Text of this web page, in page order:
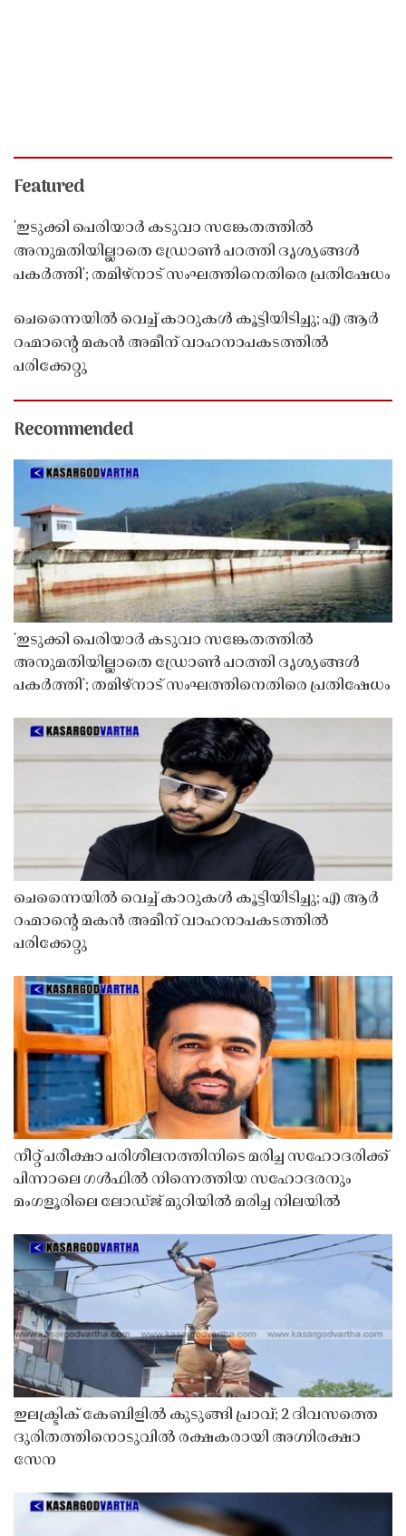
Featured
'ഇടുക്കി പെരിയാർ കടുവാ സങ്കേതത്തിൽ
അനുമതിയില്ലാതെ ഡ്രോൺ പറത്തി ദൃശ്യങ്ങൾ
പകർത്തി'; തമിഴ്നാട് സംഘത്തിനെതിരെ പ്രതിഷേധം
ചെന്നൈയിൽ വെച്ച് കാറുകൾ കൂട്ടിയിടിച്ചു; എ ആർ
റഹ്മാൻ്റെ മകൻ അമീന് വാഹനാപകടത്തിൽ
പരിക്കേറ്റു
Recommended
'ഇടുക്കി പെരിയാർ കടുവാ സങ്കേതത്തിൽ
അനുമതിയില്ലാതെ ഡ്രോൺ പറത്തി ദൃശ്യങ്ങൾ
പകർത്തി'; തമിഴ്നാട് സംഘത്തിനെതിരെ പ്രതിഷേധം
ചെന്നൈയിൽ വെച്ച് കാറുകൾ കൂട്ടിയിടിച്ചു; എ ആർ
റഹ്മാൻ്റെ മകൻ അമീന് വാഹനാപകടത്തിൽ
പരിക്കേറ്റു
നീറ്റ് പരീക്ഷാ പരിശീലനത്തിനിടെ മരിച്ച സഹോദരിക്ക്
പിന്നാലെ ഗൾഫിൽ നിന്നെത്തിയ സഹോദരനും
മംഗളൂരിലെ ലോഡ്ജ് മുറിയിൽ മരിച്ച നിലയിൽ
ഇലക്ട്രിക് കേബിളിൽ കുടുങ്ങി പ്രാവ്; 2 ദിവസത്തെ
ദുരിതത്തിനൊടുവിൽ രക്ഷകരായി അഗ്നിരക്ഷാ
സേന